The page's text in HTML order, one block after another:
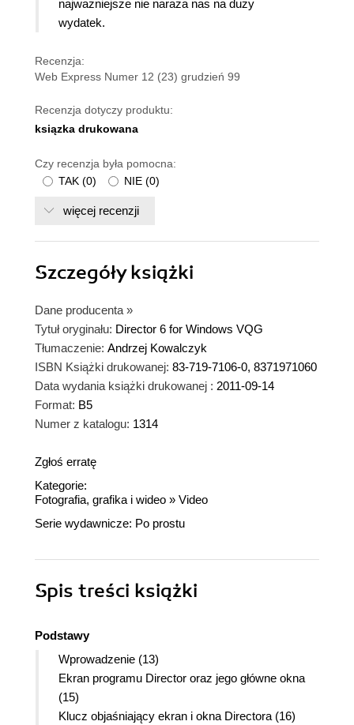
najważniejsze nie naraża nas na duży
wydatek.
Recenzja:
Web Express Numer 12 (23) grudzień 99
Recenzja dotyczy produktu:
ksiązka drukowana
Czy recenzja była pomocna:
TAK (0) NIE (0)
więcej recenzji
Szczegółyksiążki
Dane producenta »
Tytuł oryginału: Director 6 for Windows VQG
Tłumaczenie: Andrzej Kowalczyk
ISBN Książki drukowanej: 83-719-7106-0, 8371971060
Data wydania książki drukowanej : 2011-09-14
Format: B5
Numer z katalogu: 1314
Zgłoś erratę
Kategorie:
Fotografia, grafika i wideo » Video
Serie wydawnicze: Po prostu
Spis treści książki
Podstawy
Wprowadzenie (13)
Ekran programu Director oraz jego główne okna
(15)
Klucz objaśniający ekran i okna Directora (16)